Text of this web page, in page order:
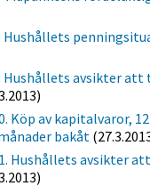
Hushållets
Hushållets avsikter att
Köp av kapitalvaror,
bakåt
Hushållets avsikter